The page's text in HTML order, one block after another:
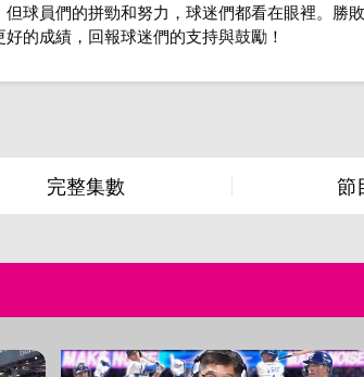
球員們的拼勁和努力，球迷們都看在眼裡。
的成績，回報球迷們的支持與鼓勵！
完整集數 節